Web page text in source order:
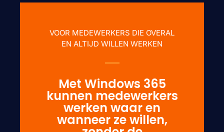
VOOR MEDEWERKERS DIE OVERAL
EN ALTIJD WILLEN WERKEN
Met Windows 365
kunnen medewerkers
werken waar en
wanneer ze willen,